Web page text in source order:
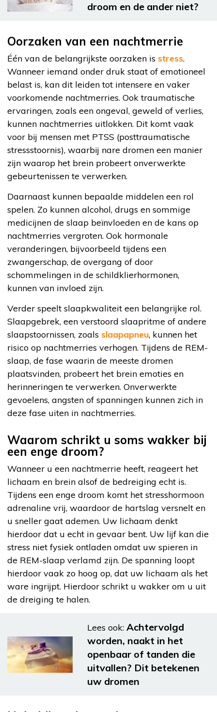
droom en de ander niet?
Oorzaken van een nachtmerrie
Één van de belangrijkste oorzaken is stress.
Wanneer iemand onder druk staat of emotioneel
belast is, kan dit leiden tot intensere en vaker
voorkomende nachtmerries. Ook traumatische
ervaringen, zoals een ongeval, geweld of verlies,
kunnen nachtmerries uitlokken. Dit komt vaak
voor bij mensen met PTSS (posttraumatische
stressstoornis), waarbij nare dromen een manier
zijn waarop het brein probeert onverwerkte
gebeurtenissen te verwerken.
Daarnaast kunnen bepaalde middelen een rol
spelen. Zo kunnen alcohol, drugs en sommige
medicijnen de slaap beïnvloeden en de kans op
nachtmerries vergroten. Ook hormonale
veranderingen, bijvoorbeeld tijdens een
zwangerschap, de overgang of door
schommelingen in de schildklierhormonen,
kunnen van invloed zijn.
Verder speelt slaapkwaliteit een belangrijke rol.
Slaapgebrek, een verstoord slaapritme of andere
slaapstoornissen, zoals slaapapneu, kunnen het
risico op nachtmerries verhogen. Tijdens de REM-
slaap, de fase waarin de meeste dromen
plaatsvinden, probeert het brein emoties en
herinneringen te verwerken. Onverwerkte
gevoelens, angsten of spanningen kunnen zich in
deze fase uiten in nachtmerries.
Waarom schrikt u soms wakker bij
een enge droom?
Wanneer u een nachtmerrie heeft, reageert het
lichaam en brein alsof de bedreiging echt is.
Tijdens een enge droom komt het stresshormoon
adrenaline vrij, waardoor de hartslag versnelt en
u sneller gaat ademen. Uw lichaam denkt
hierdoor dat u echt in gevaar bent. Uw lijf kan die
stress niet fysiek ontladen omdat uw spieren in
de REM-slaap verlamd zijn. De spanning loopt
hierdoor vaak zo hoog op, dat uw lichaam als het
ware ingrijpt. Hierdoor schrikt u wakker om u uit
de dreiging te halen.
Lees ook: Achtervolgd
worden, naakt in het
openbaar of tanden die
uitvallen? Dit betekenen
uw dromen